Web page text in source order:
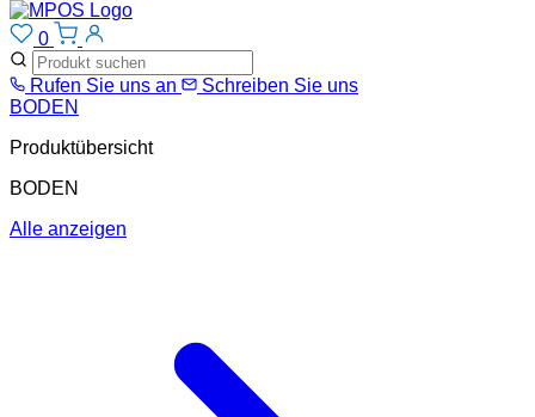
0
Rufen Sie uns an
Schreiben Sie uns
BODEN
Produktübersicht
BODEN
Alle anzeigen